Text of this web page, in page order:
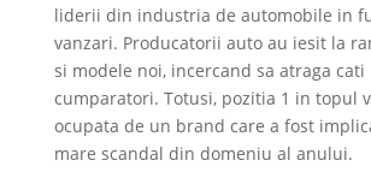
liderii din industria de automobile in
vanzari. Producatorii auto au iesit la
si modele noi, incercand sa atraga
cumparatori. Totusi, pozitia 1 in topul
ocupata de un brand care a fost
mare scandal din domeniu al anului.